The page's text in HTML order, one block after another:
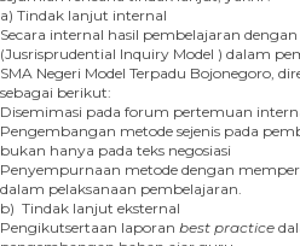
a) Tindak lanjut internal
Secara internal hasil pembelajaran
(Jusrisprudential Inquiry Model ) dalam
SMA Negeri Model Terpadu Bojonegoro,
sebagai berikut:
Disemimasi pada forum pertemuan
Pengembangan metode sejenis pada
bukan hanya pada teks negosiasi
Penyempurnaan metode dengan
dalam pelaksanaan pembelajaran.
b) Tindak lanjut eksternal
Pengikutsertaan laporan best practice